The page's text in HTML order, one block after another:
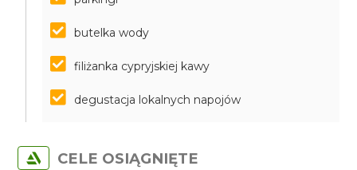
butelka wody
filiżanka cypryjskiej kawy
degustacja lokalnych napojów
CELE OSIĄGNIĘTE